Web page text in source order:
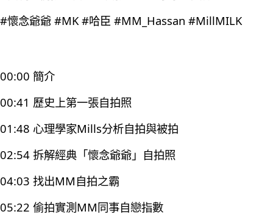
#懷念爺爺 #MK #哈臣 #MM_Hassan #MillMILK
00:00 簡介
00:41 歷史上第一張自拍照
01:48 心理學家Mills分析自拍與被拍
02:54 拆解經典「懷念爺爺」自拍照
04:03 找出MM自拍之霸
05:22 偷拍實測MM同事自戀指數